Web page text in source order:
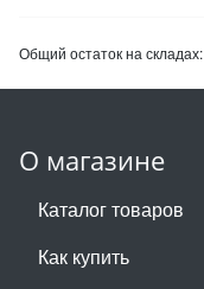
Общий остаток на складах:
О магазине
Каталог товаров
Как купить